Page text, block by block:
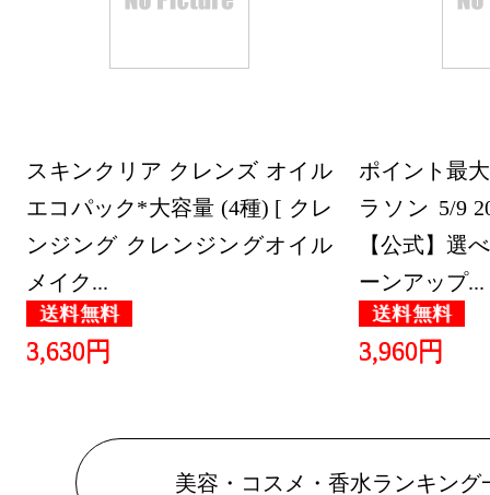
グ：30位
2025/10/24
美容・コ
グ：24位
2025/08/26
2025/07/26
スキンクリア クレンズ オイル
エコパック*大容量 (4種) [ クレ
ンジング クレンジングオイル
メイク...
送料無料
3,630円
ポイント最
ラソン 5/9
【公式】選
ーンアップ...
送料無料
3,960円
美容・コスメ・香水ランキング